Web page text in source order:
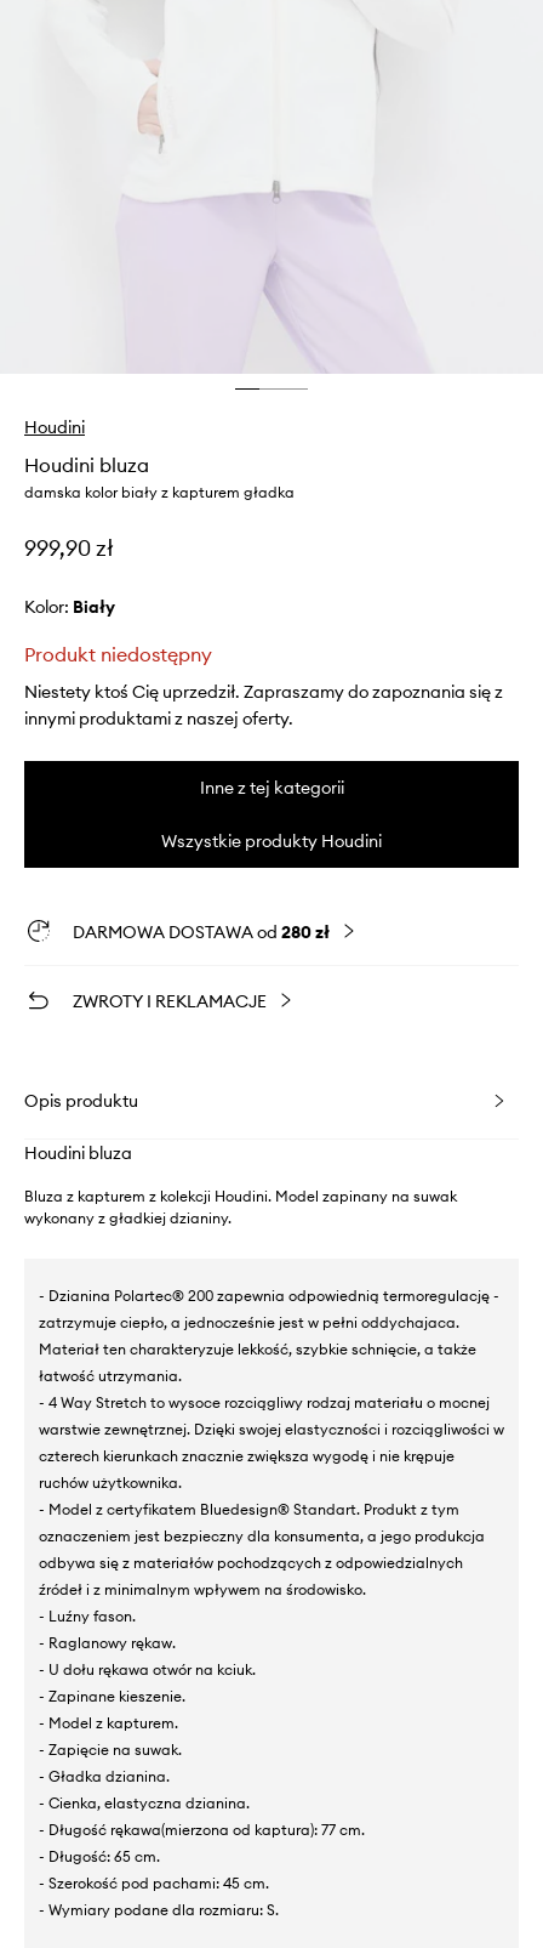
Houdini
Houdini bluza
damska kolor biały z kapturem gładka
999,90 zł
Kolor: biały
Produkt niedostępny
Niestety ktoś Cię uprzedził. Zapraszamy do zapoznania się z
innymi produktami z naszej oferty.
Inne z tej kategorii
Wszystkie produkty Houdini
DARMOWA DOSTAWA od 280 zł
ZWROTY I REKLAMACJE
Opis produktu
Houdini bluza
Bluza z kapturem z kolekcji Houdini. Model zapinany na suwak
wykonany z gładkiej dzianiny.
- Dzianina Polartec® 200 zapewnia odpowiednią termoregulację -
zatrzymuje ciepło, a jednocześnie jest w pełni oddychajaca.
Materiał ten charakteryzuje lekkość, szybkie schnięcie, a także
łatwość utrzymania.
- 4 Way Stretch to wysoce rozciągliwy rodzaj materiału o mocnej
warstwie zewnętrznej. Dzięki swojej elastyczności i rozciągliwości w
czterech kierunkach znacznie zwiększa wygodę i nie krępuje
ruchów użytkownika.
- Model z certyfikatem Bluedesign® Standart. Produkt z tym
oznaczeniem jest bezpieczny dla konsumenta, a jego produkcja
odbywa się z materiałów pochodzących z odpowiedzialnych
źródeł i z minimalnym wpływem na środowisko.
- Luźny fason.
- Raglanowy rękaw.
- U dołu rękawa otwór na kciuk.
- Zapinane kieszenie.
- Model z kapturem.
- Zapięcie na suwak.
- Gładka dzianina.
- Cienka, elastyczna dzianina.
- Długość rękawa(mierzona od kaptura): 77 cm.
- Długość: 65 cm.
- Szerokość pod pachami: 45 cm.
- Wymiary podane dla rozmiaru: S.